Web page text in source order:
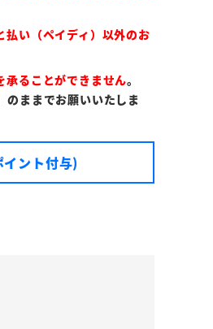
払い（ペイディ）以外のお
承ることができません。
のままでお願いいたしま
ント付与)